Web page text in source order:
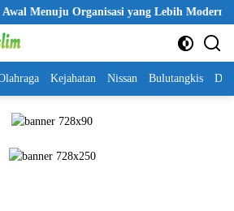
Organisasi yang Lebih Modern
Kejahatan Nissan Bulutangkis